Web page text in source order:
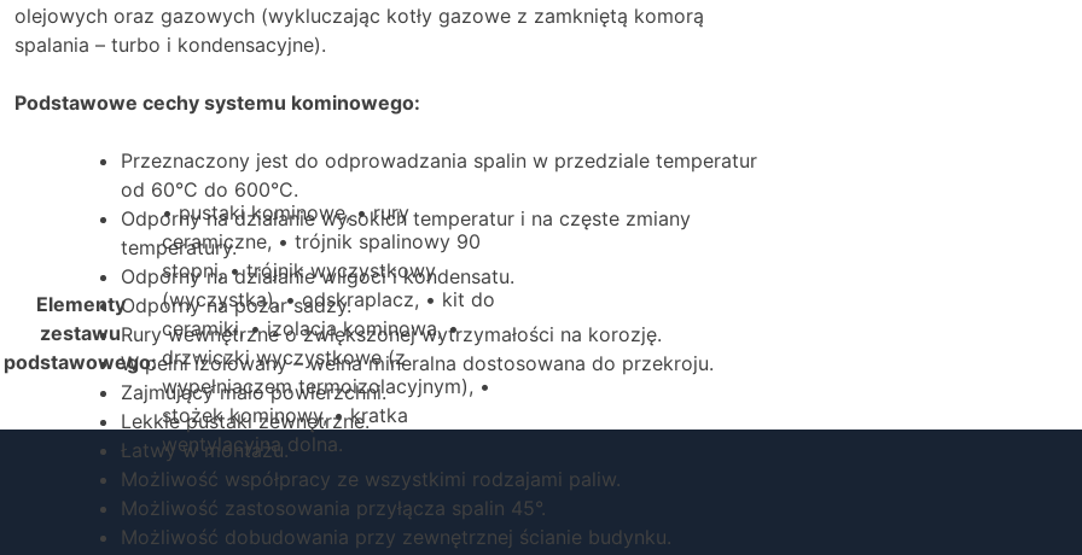
olejowych oraz gazowych (wykluczając kotły gazowe z zamkniętą komorą
spalania – turbo i kondensacyjne).
Podstawowe cechy systemu kominowego:
Przeznaczony jest do odprowadzania spalin w przedziale temperatur
od 60°C do 600°C.
Odporny na działanie wysokich temperatur i na częste zmiany
temperatury.
Odporny na działanie wilgoci i kondensatu.
Odporny na pożar sadzy.
Rury wewnętrzne o zwiększonej wytrzymałości na korozję.
W pełni izolowany – wełna mineralna dostosowana do przekroju.
Zajmujący mało powierzchni.
Lekkie pustaki zewnętrzne.
Łatwy w montażu.
Możliwość współpracy ze wszystkimi rodzajami paliw.
Możliwość zastosowania przyłącza spalin 45°.
Możliwość dobudowania przy zewnętrznej ścianie budynku.
Elementy
zestawu
podstawowego:
• pustaki kominowe, • rury
ceramiczne, • trójnik spalinowy 90
stopni, • trójnik wyczystkowy
(wyczystka), • odskraplacz, • kit do
ceramiki, • izolacja kominowa, •
drzwiczki wyczystkowe (z
wypełniaczem termoizolacyjnym), •
stożek kominowy, • kratka
wentylacyjna dolna.